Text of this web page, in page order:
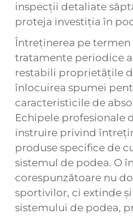
inspecții detaliate
proteja investiția în
Întreținerea pe
tratamente periodice
restabili proprietățile
înlocuirea spumei
caracteristicile de
Echipele profesionale
instruire privind
produse specifice de
sistemul de podea. O
corespunzătoare nu
sportivilor, ci extinde
sistemului de podea,